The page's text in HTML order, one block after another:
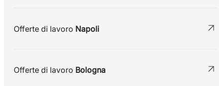
Offerte di lavoro Napoli
Offerte di lavoro Bologna